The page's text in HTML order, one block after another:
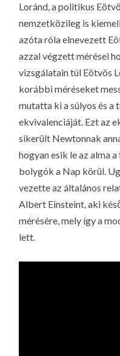
Loránd, a politikus
nemzetközileg is
azóta róla elnevezett
azzal végzett mérései
vizsgálatain túl Eötvös
korábbi méréseket
mutatta ki asúlyos és a
ekvivalenciáját. Ezt az
sikerült Newtonnak
hogyan esik le az alma
bolygók a Nap körül.
vezette az általános
Albert Einsteint, aki
mérésére, mely így a
lett.